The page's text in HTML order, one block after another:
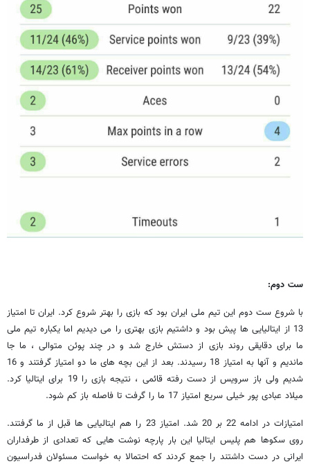
ست دوم:
با شروع ست دوم این تیم ملی ایران بود که بازی را بهتر شروع کرد. ایران تا امتیاز
13 از ایتالیایی ها پیش بود و داشتیم بازی بهتری را می دیدیم اما یکباره تیم ملی
ما برای دقایقی روند بازی از دستش خارج شد و در چند پوئن متوالی ، ما جا
ماندیم و آنها به امتیاز 18 رسیدند. بعد از این بچه های ما دو امتیاز گرفتند و 16
شدیم ولی باز سرویس از دست رفته قائمی ، نتیجه بازی را 19 برای ایتالیا کرد.
میلاد عبادی پور خیلی سریع امتیاز 17 ما را گرفت تا فاصله باز کم شود.
امتیازات در ادامه 22 بر 20 شد. امتیاز 23 را هم ایتالیایی ها قبل از ما گرفتند.
روی سکوها هم پلیس ایتالیا این بار پارچه نوشت هایی که تعدادی از طرفداران
ایرانی در دست داشتند را جمع کردند که احتمالا به خواست مسئولان فدراسیون